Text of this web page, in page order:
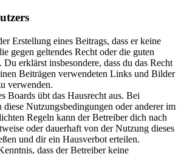
Erstellung eines Beitrags, dass er keine
gegen geltendes Recht oder die guten
Du erklärst insbesondere, dass du das Recht
Beiträgen verwendeten Links und Bilder
verwenden.
Boards übt das Hausrecht aus. Bei
diese Nutzungsbedingungen oder anderer im
Regeln kann der Betreiber dich nach
oder dauerhaft von der Nutzung dieses
und dir ein Hausverbot erteilen.
dass der Betreiber keine